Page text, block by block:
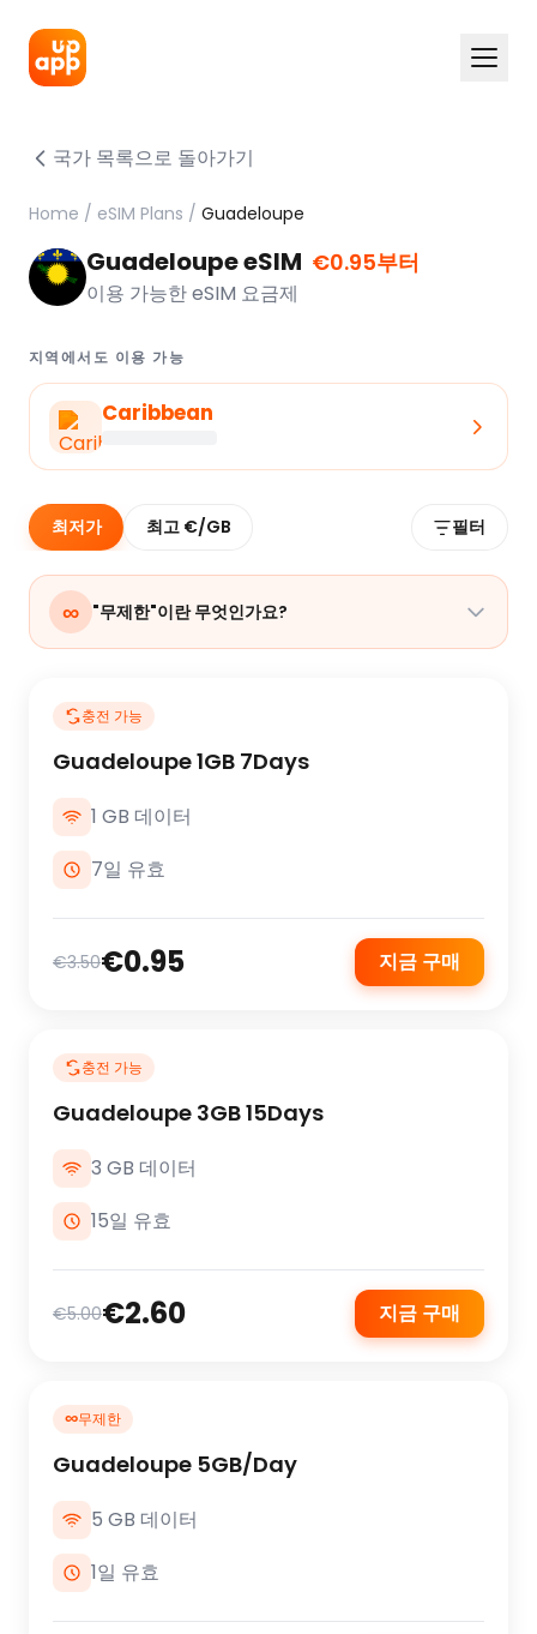
국가 목록으로 돌아가기
Home / eSIM Plans / Guadeloupe
Guadeloupe eSIM €0.95부터
이용 가능한 eSIM 요금제
지역에서도 이용 가능
Caribbean
최저가 최고 €/GB 필터
∞ "무제한"이란 무엇인가요?
충전 가능
Guadeloupe 1GB 7Days
1 GB 데이터
7일 유효
€3.50€0.95 지금 구매
충전 가능
Guadeloupe 3GB 15Days
3 GB 데이터
15일 유효
€5.00€2.60 지금 구매
∞무제한
Guadeloupe 5GB/Day
5 GB 데이터
1일 유효